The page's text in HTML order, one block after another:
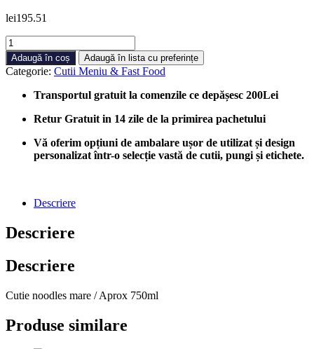
lei195.51
Cantitate
Cutie
Noodles
Alba
MARE,
buc/cutie
Adaugă în coș Adaugă în lista cu preferințe
Categorie: Cutii Meniu & Fast Food
Transportul gratuit la comenzile ce depășesc 200Lei
Retur Gratuit in 14 zile de la primirea pachetului
Vă oferim opțiuni de ambalare ușor de utilizat și design
personalizat într-o selecție vastă de cutii, pungi și etichete.
Descriere
Descriere
Descriere
Cutie noodles mare / Aprox 750ml
Produse similare